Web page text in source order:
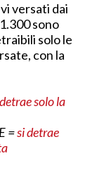
versati dai
sono
solo le
con la
solo la
=si detrae